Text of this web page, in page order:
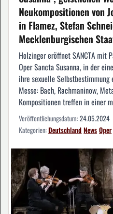
Neukompositionen von
in Flamez, Stefan
Mecklenburgischen
Holzinger eröffnet SANCTA mit
Oper Sancta Susanna, in der
ihre sexuelle
Messe: Bach, Rachmaninow,
Kompositionen treffen in einer
Veröffentlichungsdatum:24.05.2024
Kategorien:DeutschlandNewsOper